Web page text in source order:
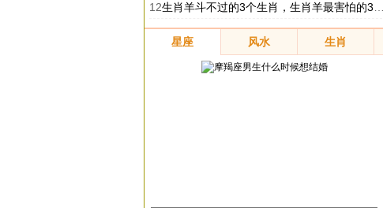
12生肖羊斗不过的3个生肖，生肖羊最害怕的3个生肖
星座 风水 生肖